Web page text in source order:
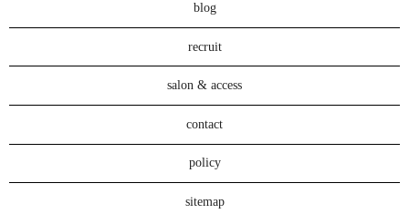
blog
recruit
salon & access
contact
policy
sitemap